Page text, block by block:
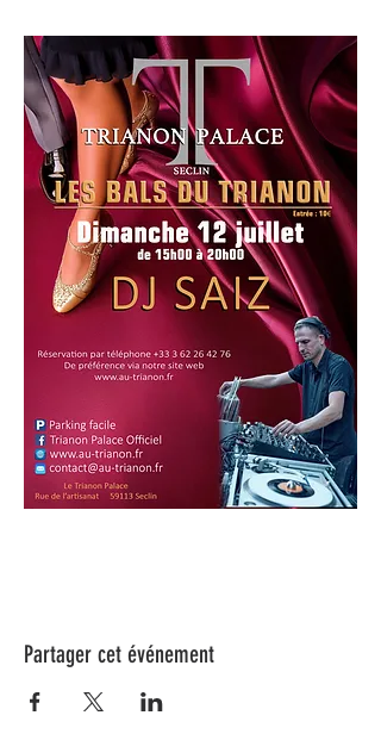
Partager cet événement